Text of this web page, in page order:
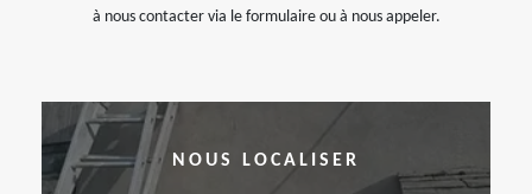
à nous contacter via le formulaire ou à nous appeler.
NOUS LOCALISER